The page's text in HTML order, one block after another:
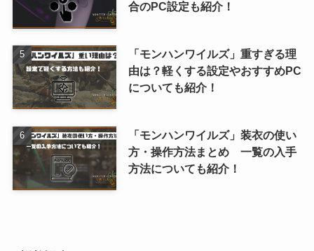
合のPC設定も紹介！
「モンハンワイルズ」重すぎる理
由は？軽くする設定やおすすめPC
についても紹介！
「モンハンワイルズ」装衣の使い
方・操作方法まとめ 一覧の入手
方法についても紹介！